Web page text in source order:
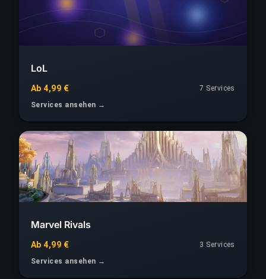
LoL
Ab 4,99 €
7 Services
Services ansehen →
Marvel Rivals
Ab 4,99 €
3 Services
Services ansehen →